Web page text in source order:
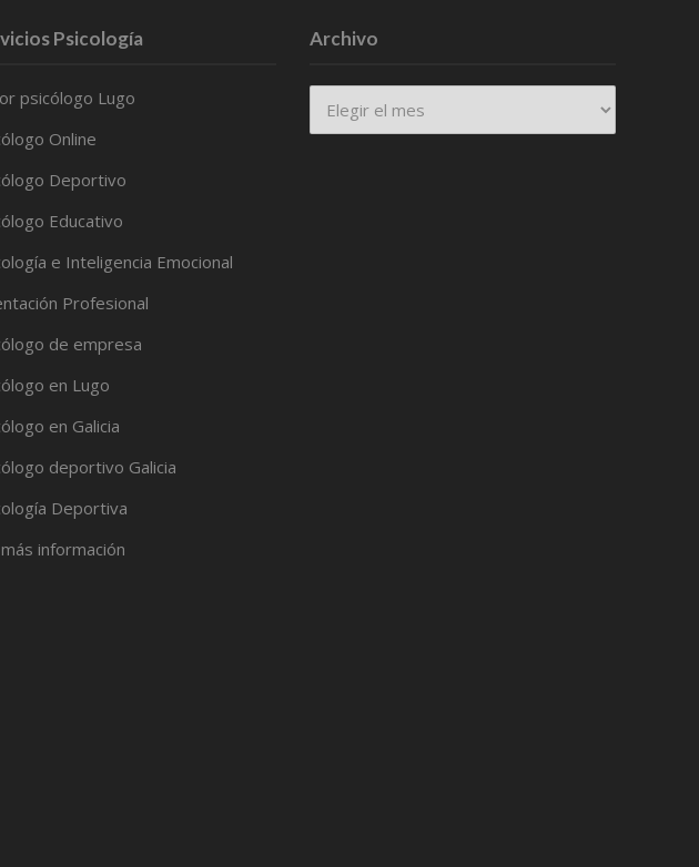
Psicología
psicólogo Lugo
Online
Deportivo
Educativo
e Inteligencia Emocional
Profesional
de empresa
en Lugo
en Galicia
deportivo Galicia
Deportiva
información
Archivo